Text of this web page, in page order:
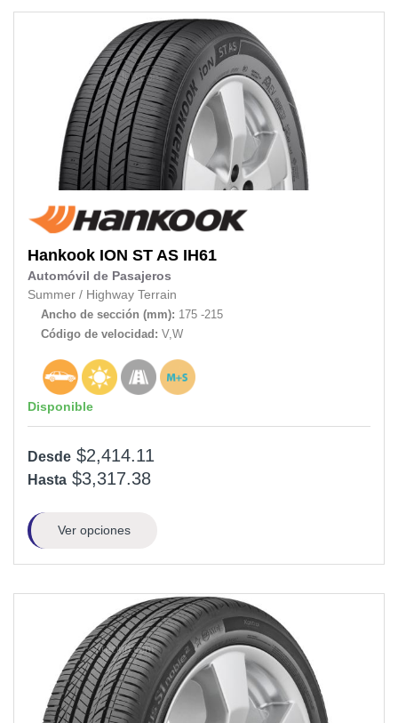
Hankook ION ST AS IH61
Automóvil de Pasajeros
Summer / Highway Terrain
Ancho de sección (mm): 175 -215
Código de velocidad: V,W
Disponible
Desde $2,414.11
Hasta $3,317.38
Ver opciones